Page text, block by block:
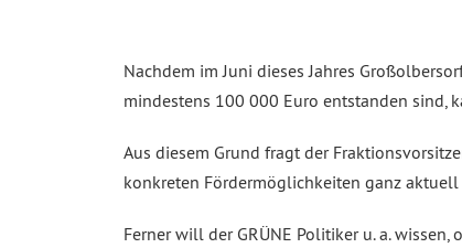
Nachdem im Juni dieses Jahres
mindestens 100 000 Euro entstanden sind,
Aus diesem Grund fragt der
konkreten Fördermöglichkeiten ganz
Ferner will der GRÜNE Politiker u. a.